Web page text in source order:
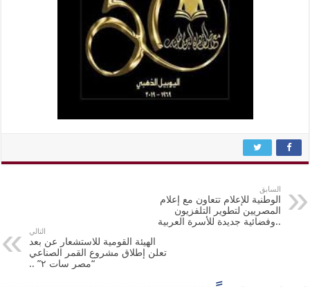
السابق
الوطنية للإعلام تتعاون مع إعلام
المصريين لتطوير التلفزيون
..وفضائية جديدة للأسرة العربية
التالي
الهيئة القومية للاستشعار عن بعد
تعلن إطلاق مشروع القمر الصناعي
“مصر سات ٢” ..